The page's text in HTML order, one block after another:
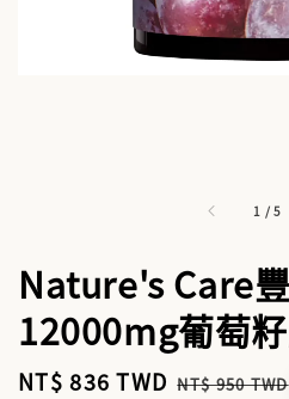
1 /5
Nature's Care
12000mg葡萄
Sale
NT$ 836 TWD Regular
NT$ 950 TWD